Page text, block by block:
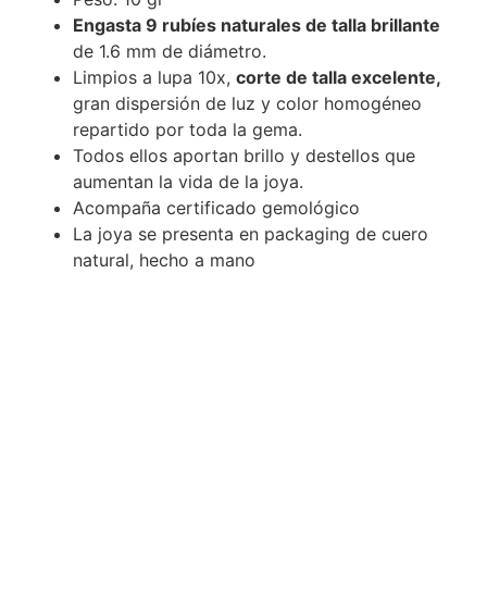
Engasta 9 rubíes naturales de talla brillante
de 1.6 mm de diámetro.
Limpios a lupa 10x, corte de talla excelente,
gran dispersión de luz y color homogéneo
repartido por toda la gema.
Todos ellos aportan brillo y destellos que
aumentan la vida de la joya.
Acompaña certificado gemológico
La joya se presenta en packaging de cuero
natural, hecho a mano